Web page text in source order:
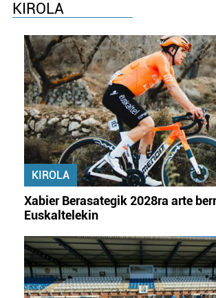
KIROLA
KIROLA
Xabier Berasategik 2028ra arte
Euskaltelekin